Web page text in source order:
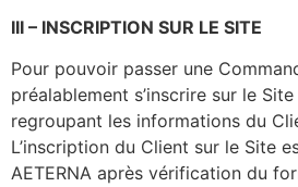
III – INSCRIPTION SUR LE SITE
Pour pouvoir passer une
préalablement s’inscrire sur le
regroupant les informations du
L’inscription du Client sur le Site
AETERNA après vérification du